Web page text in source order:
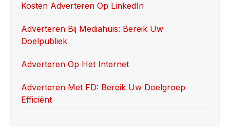
Kosten Adverteren Op LinkedIn
Adverteren Bij Mediahuis: Bereik Uw
Doelpubliek
Adverteren Op Het Internet
Adverteren Met FD: Bereik Uw Doelgroep
Efficiënt